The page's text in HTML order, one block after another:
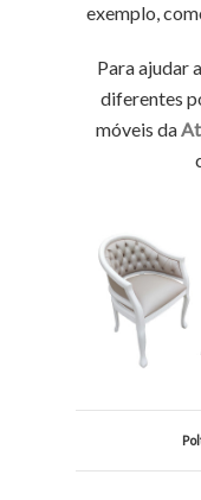
exemplo,
Para ajudar
diferentes
móveis da